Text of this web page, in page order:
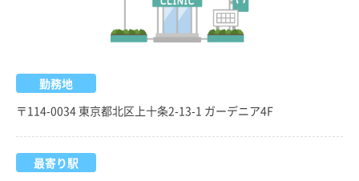
勤務地
〒114-0034 東京都北区上十条2-13-1 ガーデニア4F
最寄り駅